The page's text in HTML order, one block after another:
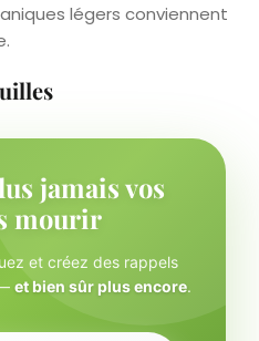
légers conviennent
jamais vos
mourir
et créez des rappels
et bien sûr plus encore.